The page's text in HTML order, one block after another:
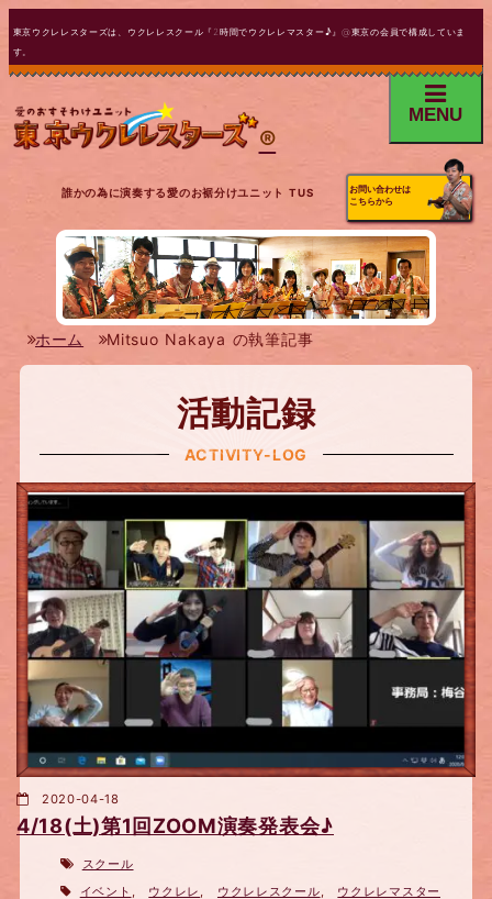
東京ウクレレスターズは、ウクレレスクール『2時間でウクレレマスター♪』@東京の会員で構成していま
す。
®
MENU
誰かの為に演奏する愛のお裾分けユニット TUS
お問い合わせは
こちらから
ホーム Mitsuo Nakaya の執筆記事
活動記録
ACTIVITY-LOG
2020-04-18
4/18(土)第1回ZOOM演奏発表会♪
スクール
イベント , ウクレレ , ウクレレスクール, ウクレレマスター